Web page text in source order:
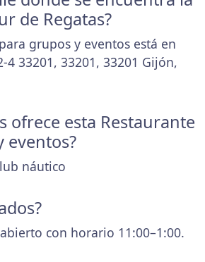
de Regatas?
grupos y eventos está en
4 33201, 33201, 33201 Gijón,
ofrece esta Restaurante
eventos?
náutico
con horario 11:00–1:00.